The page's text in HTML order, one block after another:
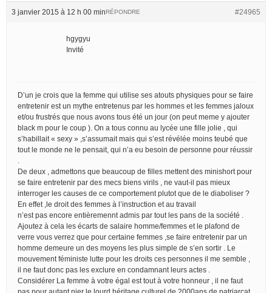
3 janvier 2015 à 12 h 00 min #24965
RÉPONDRE
hgygyu
Invité
D’un je crois que la femme qui utilise ses atouts physiques pour se faire
entretenir est un mythe entretenus par les hommes et les femmes jaloux
et/ou frustrés que nous avons tous été un jour (on peut meme y ajouter
black m pour le coup ). On a tous connu au lycée une fille jolie , qui
s’habillait « sexy » ,s’assumait mais qui s’est révélée moins teubé que
tout le monde ne le pensait, qui n’a eu besoin de personne pour réussir
De deux , admettons que beaucoup de filles mettent des minishort pour
se faire entretenir par des mecs biens virils , ne vaut-il pas mieux
interroger les causes de ce comportement plutot que de le diaboliser ?
En effet ,le droit des femmes à l’instruction et au travail
n’est pas encore entièremennt admis par tout les pans de la société .
Ajoutez à cela les écarts de salaire homme/femmes et le plafond de
verre vous verrez que pour certaine femmes ,se faire entretenir par un
homme demeure un des moyens les plus simple de s’en sortir . Le
mouvement féministe lutte pour les droits ces personnes il me semble ,
il ne faut donc pas les exclure en condamnant leurs actes .
Considérer La femme à votre égal est tout à votre honneur , il ne faut